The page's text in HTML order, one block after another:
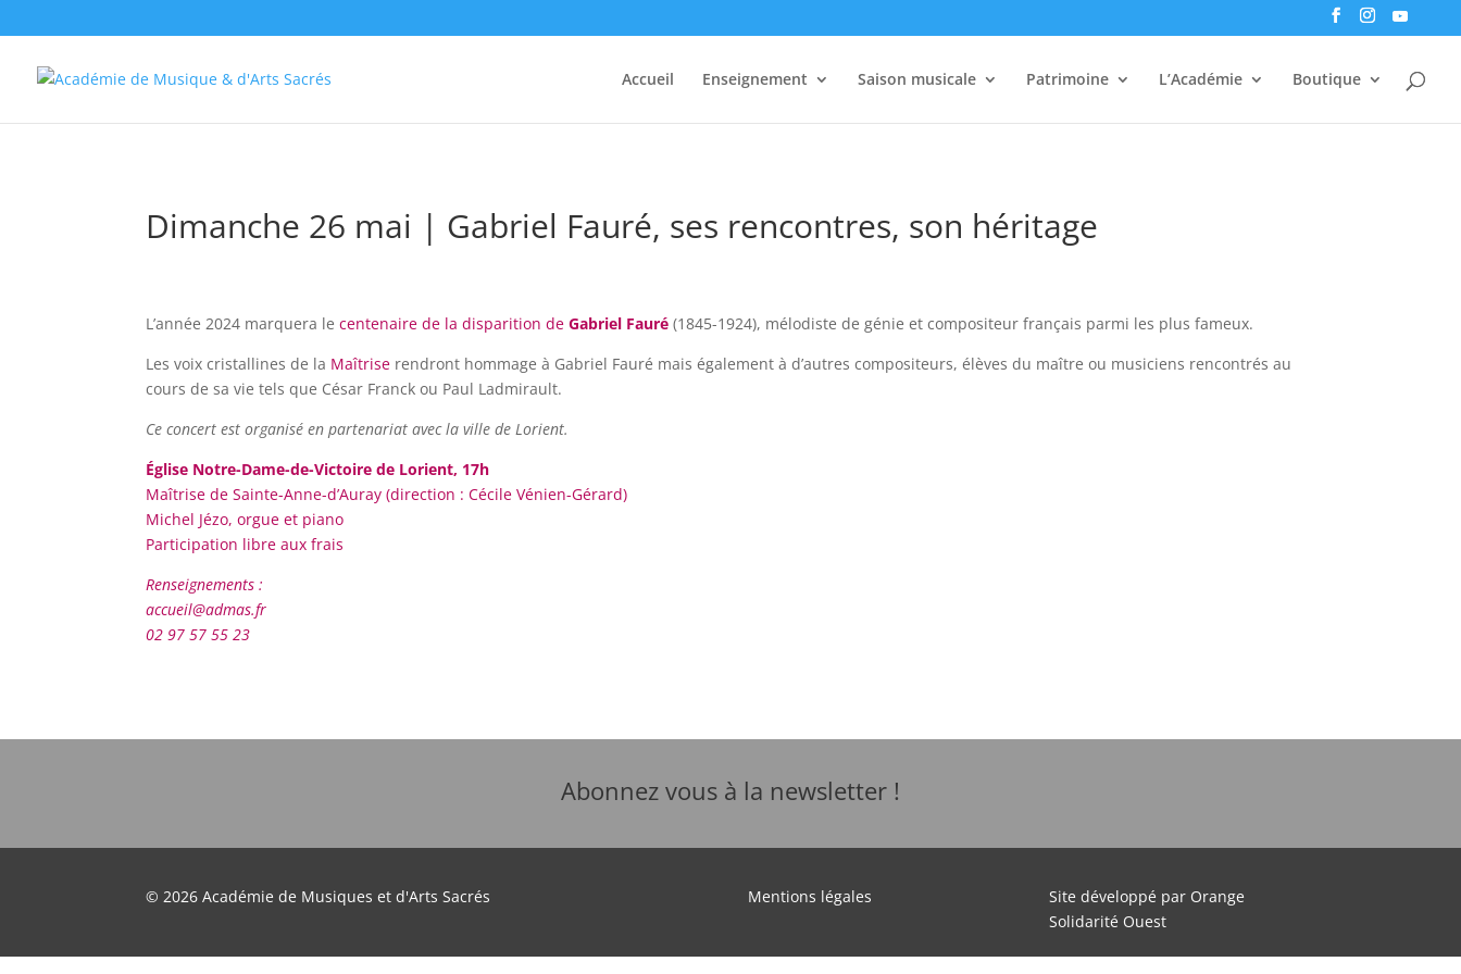
Accueil Enseignement Saison musicale Patrimoine L’Académie Boutique
Dimanche 26 mai | Gabriel Fauré, ses rencontres, son héritage
L’année 2024 marquera lecentenaire de la disparition deGabriel Fauré (1845-1924), mélodiste de génie et compositeur français parmi les plus fameux.
Les voix cristallines de la Maîtrise rendront hommage à Gabriel Fauré mais également à d’autres compositeurs, élèves du maître ou musiciens rencontrés au
cours de sa vie tels que César Franck ou Paul Ladmirault.
Ce concert est organisé en partenariat avec la ville de Lorient.
Église Notre-Dame-de-Victoire de Lorient, 17h
Maîtrise de Sainte-Anne-d’Auray (direction :Cécile Vénien-Gérard)
Michel Jézo, orgue et piano
Participation libre aux frais
Renseignements :
accueil@admas.fr
02 97 57 55 23
Abonnez vous à la newsletter !
© 2026 Académie de Musiques et d'Arts Sacrés Mentions légales
Site développé par Orange
Solidarité Ouest